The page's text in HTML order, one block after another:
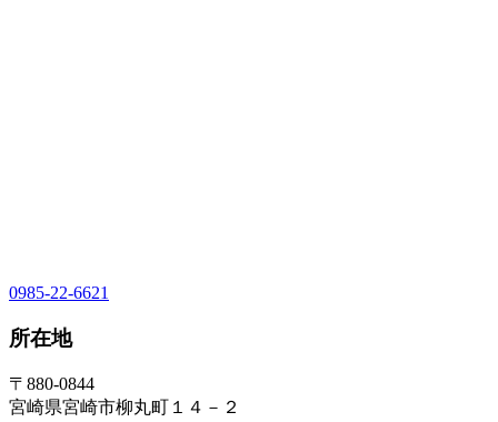
0985-22-6621
所在地
〒880-0844
宮崎県宮崎市柳丸町１４－２